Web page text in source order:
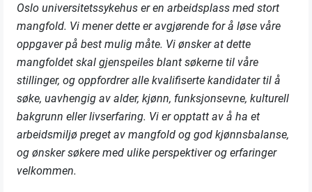
Oslo universitetssykehus er en arbeidsplass med stort
mangfold. Vi mener dette er avgjørende for å løse våre
oppgaver på best mulig måte. Vi ønsker at dette
mangfoldet skal gjenspeiles blant søkerne til våre
stillinger, og oppfordrer alle kvalifiserte kandidater til å
søke, uavhengig av alder, kjønn, funksjonsevne, kulturell
bakgrunn eller livserfaring. Vi er opptatt av å ha et
arbeidsmiljø preget av mangfold og god kjønnsbalanse,
og ønsker søkere med ulike perspektiver og erfaringer
velkommen.